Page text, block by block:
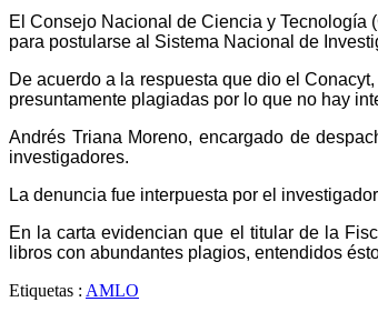
El Consejo Nacional de Ciencia y Tecnología
para postularse al Sistema Nacional de
De acuerdo a la respuesta que dio el
presuntamente plagiadas por lo que no hay
Andrés Triana Moreno, encargado de
investigadores.
La denuncia fue interpuesta por el
En la carta evidencian que el titular de la
libros con abundantes plagios, entendidos
Etiquetas : AMLO